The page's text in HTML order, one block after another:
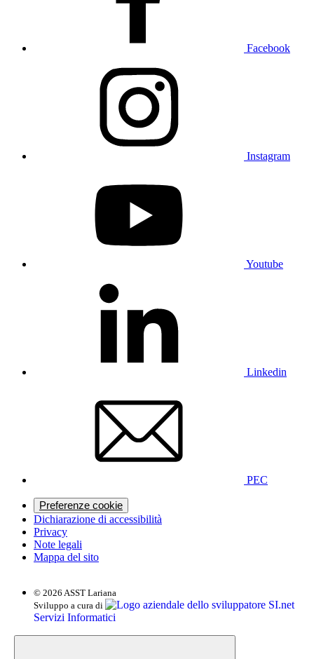
Facebook
Instagram
Youtube
Linkedin
PEC
Preferenze cookie
Dichiarazione di accessibilità
Privacy
Note legali
Mappa del sito
© 2026 ASST Lariana
Sviluppo a cura di
SI.net
Servizi Informatici